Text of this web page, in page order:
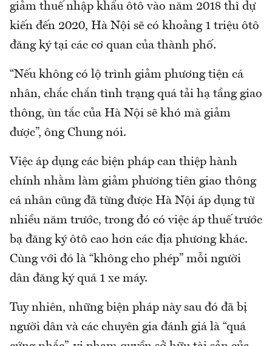
giảm thuế nhập khẩu ôtô vào năm 2018 thì dự
kiến đến 2020, Hà Nội sẽ có khoảng 1 triệu ôtô
đăng ký tại các cơ quan của thành phố.
“Nếu không có lộ trình giảm phương tiện cá
nhân, chắc chắn tình trạng quá tải hạ tầng giao
thông, ùn tắc của Hà Nội sẽ khó mà giảm
được”, ông Chung nói.
Việc áp dụng các biện pháp can thiệp hành
chính nhằm làm giảm phương tiên giao thông
cá nhân cũng đã từng được Hà Nội áp dụng từ
nhiều năm trước, trong đó có việc áp thuế trước
bạ đăng ký ôtô cao hơn các địa phương khác.
Cùng với đó là “không cho phép” mỗi người
dân đăng ký quá 1 xe máy.
Tuy nhiên, những biện pháp này sau đó đã bị
người dân và các chuyên gia đánh giá là “quá